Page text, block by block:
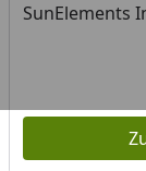
SunElements